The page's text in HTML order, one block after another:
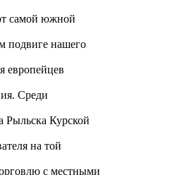
самой южной
подвиге нашего
европейцев
Среди
Рыльска Курской
на той
с местными